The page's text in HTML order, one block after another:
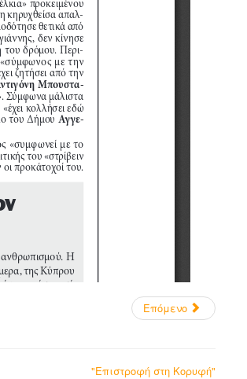
Επόμενο
"Επιστροφή στη Κορυφή"